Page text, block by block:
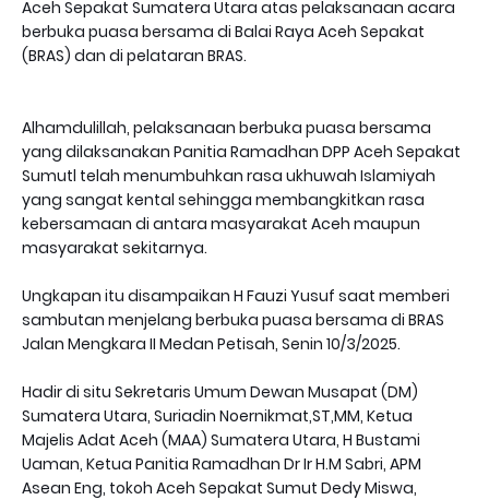
Aceh Sepakat Sumatera Utara atas pelaksanaan acara
berbuka puasa bersama di Balai Raya Aceh Sepakat
(BRAS) dan di pelataran BRAS.
Alhamdulillah, pelaksanaan berbuka puasa bersama
yang dilaksanakan Panitia Ramadhan DPP Aceh Sepakat
Sumutl telah menumbuhkan rasa ukhuwah Islamiyah
yang sangat kental sehingga membangkitkan rasa
kebersamaan di antara masyarakat Aceh maupun
masyarakat sekitarnya.
Ungkapan itu disampaikan H Fauzi Yusuf saat memberi
sambutan menjelang berbuka puasa bersama di BRAS
Jalan Mengkara II Medan Petisah, Senin 10/3/2025.
Hadir di situ Sekretaris Umum Dewan Musapat (DM)
Sumatera Utara, Suriadin Noernikmat,ST,MM, Ketua
Majelis Adat Aceh (MAA) Sumatera Utara, H Bustami
Uaman, Ketua Panitia Ramadhan Dr Ir H.M Sabri, APM
Asean Eng, tokoh Aceh Sepakat Sumut Dedy Miswa,